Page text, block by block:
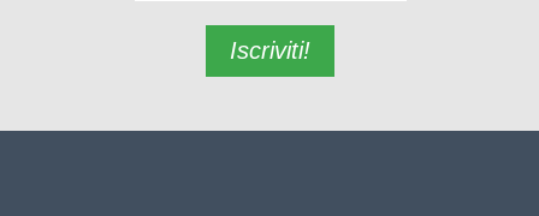
Iscriviti!